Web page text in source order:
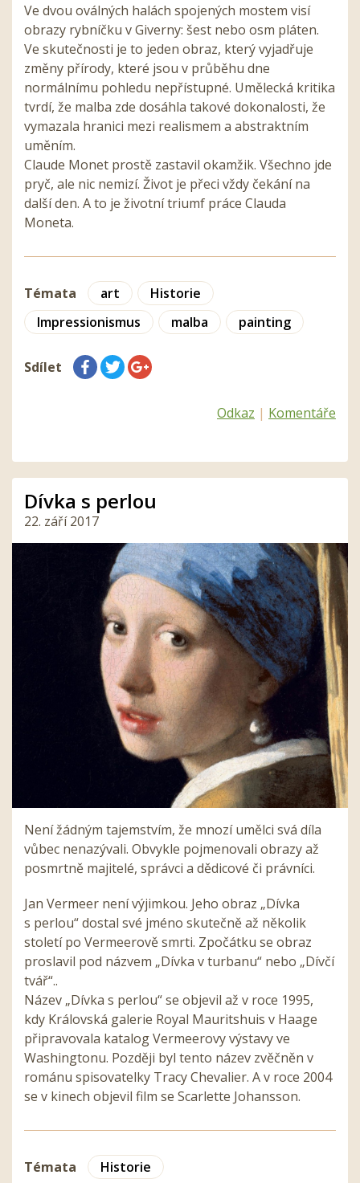
Ve dvou oválných halách spojených mostem visí
obrazy rybníčku v Giverny: šest nebo osm pláten.
Ve skutečnosti je to jeden obraz, který vyjadřuje
změny přírody, které jsou v průběhu dne
normálnímu pohledu nepřístupné. Umělecká kritika
tvrdí, že malba zde dosáhla takové dokonalosti, že
vymazala hranici mezi realismem a abstraktním
uměním.
Claude Monet prostě zastavil okamžik. Všechno jde
pryč, ale nic nemizí. Život je přeci vždy čekání na
další den. A to je životní triumf práce Clauda
Moneta.
Témata art
Historie
Impressionismus
malba painting
Sdílet
Odkaz | Komentáře
Dívka s perlou
22. září 2017
Není žádným tajemstvím, že mnozí umělci svá díla
vůbec nenazývali. Obvykle pojmenovali obrazy až
posmrtně majitelé, správci a dědicové či právníci.
Jan Vermeer není výjimkou. Jeho obraz „Dívka
s perlou“ dostal své jméno skutečně až několik
století po Vermeerově smrti. Zpočátku se obraz
proslavil pod názvem „Dívka v turbanu“ nebo „Dívčí
tvář“..
Název „Dívka s perlou“ se objevil až v roce 1995,
kdy Královská galerie Royal Mauritshuis v Haage
připravovala katalog Vermeerovy výstavy ve
Washingtonu. Později byl tento název zvěčněn v
románu spisovatelky Tracy Chevalier. A v roce 2004
se v kinech objevil film se Scarlette Johansson.
Témata Historie